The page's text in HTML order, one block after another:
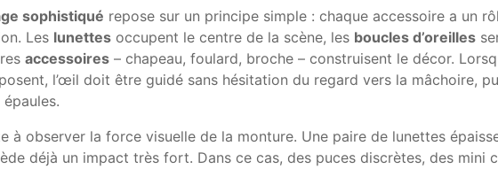
sophistiqué repose sur un principe simple : chaque accessoire a un
Les lunettes occupent le centre de la scène, les boucles d’oreilles
accessoires – chapeau, foulard, broche – construisent le décor.
l’œil doit être guidé sans hésitation du regard vers la mâchoire,
à observer la force visuelle de la monture. Une paire de lunettes
déjà un impact très fort. Dans ce cas, des puces discrètes, des mini